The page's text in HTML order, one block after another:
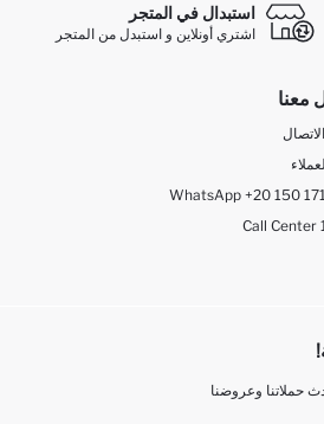
استبدال في المتجر
اشتري أونلاين و استبدل من المتجر
معنا
WhatsApp +20 150
Call Center
حملاتنا وعروضنا